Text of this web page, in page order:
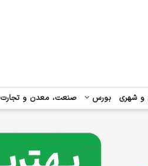
شهری بورس صنعت، معدن و تجارت